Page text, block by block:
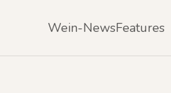
Wein-NewsFeatures